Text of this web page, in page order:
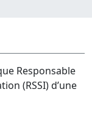
Responsable
(RSSI) d’une